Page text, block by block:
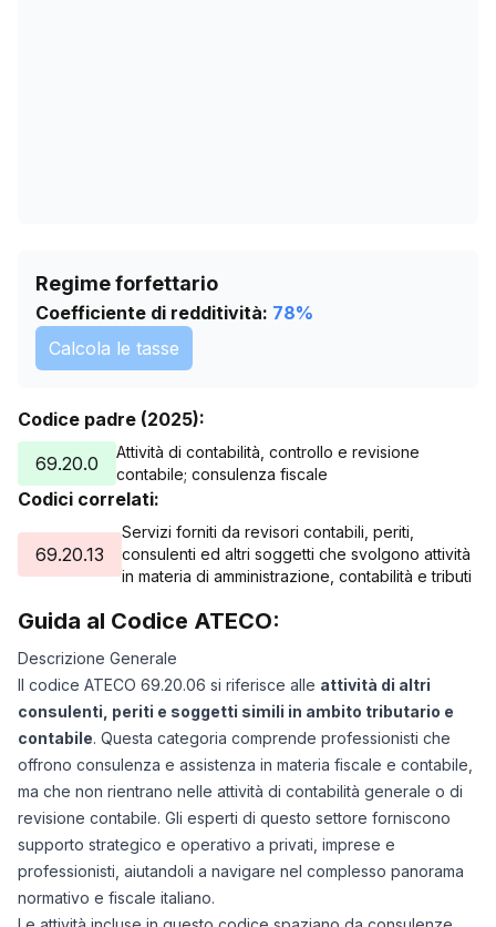
Regime forfettario
Coefficiente di redditività: 78%
Calcola le tasse
Codice padre (2025):
69.20.0
Attività di contabilità, controllo e revisione
contabile; consulenza fiscale
Codici correlati:
69.20.13
Servizi forniti da revisori contabili, periti,
consulenti ed altri soggetti che svolgono attività
in materia di amministrazione, contabilità e tributi
Guida al Codice ATECO:
Descrizione Generale
Il codice ATECO 69.20.06 si riferisce alle attività di altri
consulenti, periti e soggetti simili in ambito tributario e
contabile. Questa categoria comprende professionisti che
offrono consulenza e assistenza in materia fiscale e contabile,
ma che non rientrano nelle attività di contabilità generale o di
revisione contabile. Gli esperti di questo settore forniscono
supporto strategico e operativo a privati, imprese e
professionisti, aiutandoli a navigare nel complesso panorama
normativo e fiscale italiano.